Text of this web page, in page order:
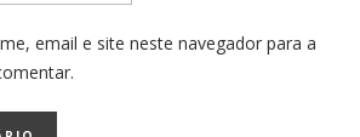
email e site neste navegador para a